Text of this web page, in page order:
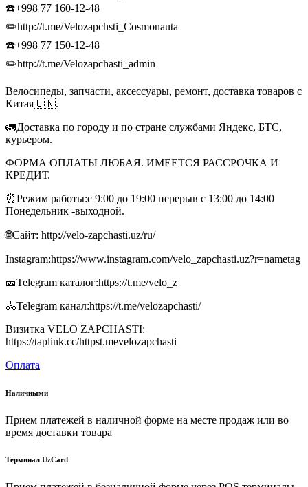
☎️+998 77 160-12-48
✏️http://t.me/Velozapchsti_Cosmonauta
☎️+998 77 150-12-48
✏️http://t.me/Velozapchasti_admin
Велосипеды, запчасти, аксессуары, ремонт, доставка товаров с
Китая🇨🇳.
🚛Доставка по городу и по стране службами Яндекс, БТС,
курьером.
ФОРМА ОПЛАТЫ ЛЮБАЯ. ИМЕЕТСЯ РАССРОЧКА И
КРЕДИТ.
⏰Режим работы:с 9:00 до 19:00 перерыв с 13:00 до 14:00
Понедельник -выходной.
🌐Сайт: http://velo-zapchasti.uz/ru/
Instagram:https://www.instagram.com/velo_zapchasti.uz?r=nametag
🎫Telegram каталог:https://t.me/velo_z
🚴Telegram канал:https://t.me/velozapchasti/
Визитка VELO ZAPCHASTI:
https://taplink.cc/httpst.mevelozapchasti
Оплата
Наличными
Прием платежей в наличной форме на месте продаж или во
время доставки товара
Терминал UzCard